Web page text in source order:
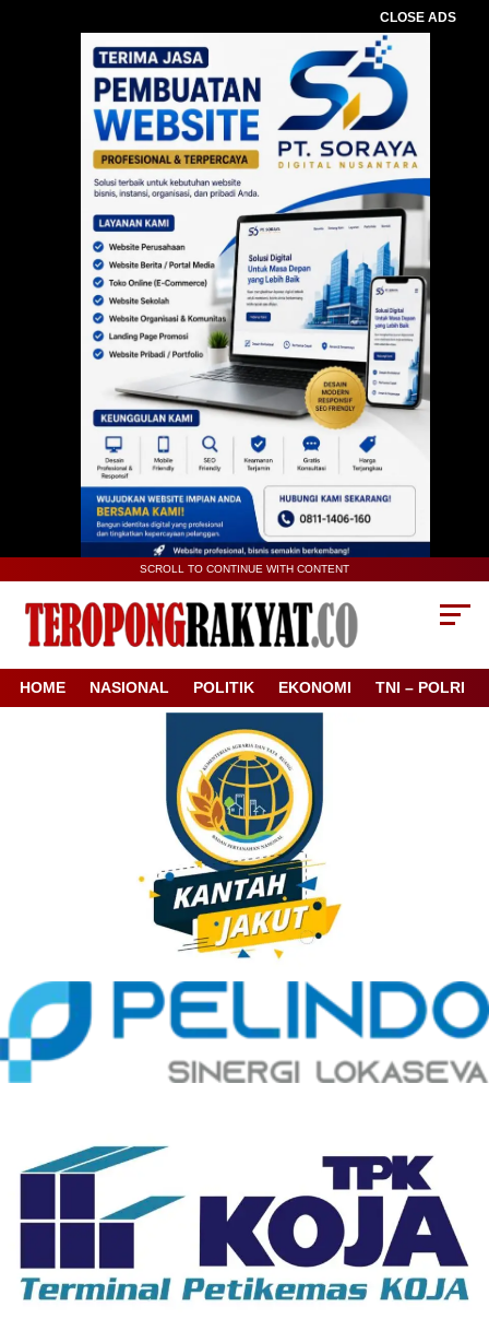
CLOSE ADS
SCROLL TO CONTINUE WITH CONTENT
HOME NASIONAL POLITIK EKONOMI TNI – POLRI